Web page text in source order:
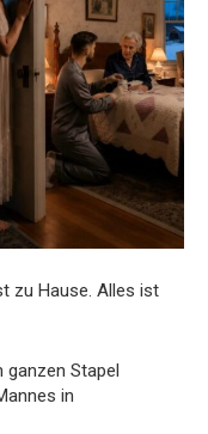
zu Hause. Alles ist
ganzen Stapel
in